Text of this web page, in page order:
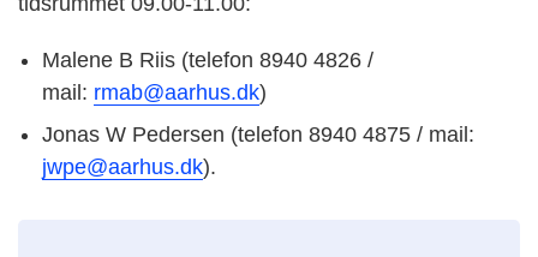
Malene B Riis (telefon 8940 4826 /
mail: rmab@aarhus.dk)
Jonas W Pedersen (telefon 8940 4875 / mail:
jwpe@aarhus.dk).